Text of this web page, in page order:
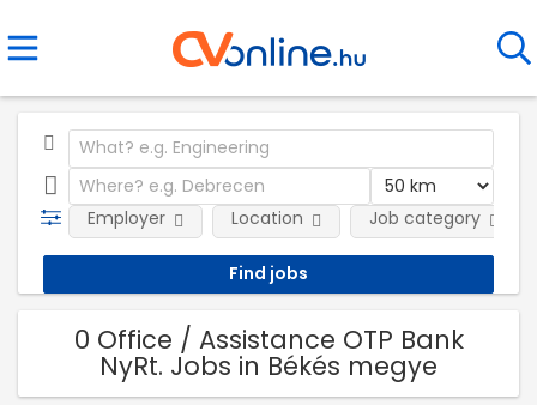
Employer Location Job category
0 Office / Assistance OTP Bank
NyRt. Jobs in Békés megye